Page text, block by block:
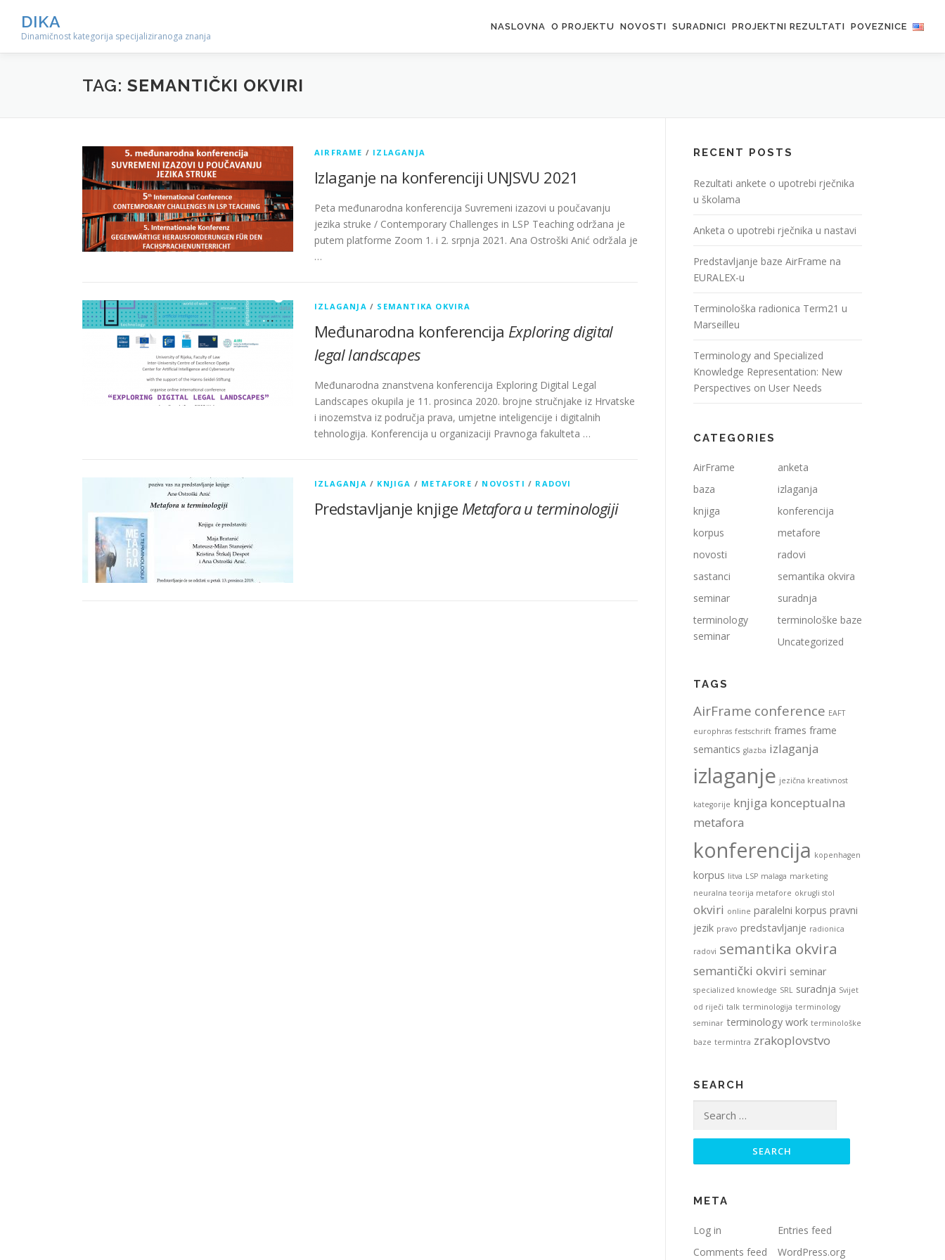
sadržaj
DIKA
Dinamičnost kategorija specijaliziranoga znanja
NASLOVNA O PROJEKTU NOVOSTI SURADNICI PROJEKTNI REZULTATI POVEZNICE
TAG: SEMANTIČKI OKVIRI
AIRFRAME / IZLAGANJA
Izlaganje na konferenciji UNJSVU 2021
Peta međunarodna konferencija Suvremeni izazovi u poučavanju
jezika struke / Contemporary Challenges in LSP Teaching održana je
putem platforme Zoom 1. i 2. srpnja 2021. Ana Ostroški Anić održala je
…
IZLAGANJA / SEMANTIKA OKVIRA
Međunarodna konferencija Exploring digital
legal landscapes
Međunarodna znanstvena konferencija Exploring Digital Legal
Landscapes okupila je 11. prosinca 2020. brojne stručnjake iz Hrvatske
i inozemstva iz područja prava, umjetne inteligencije i digitalnih
tehnologija. Konferencija u organizaciji Pravnoga fakulteta …
IZLAGANJA / KNJIGA / METAFORE / NOVOSTI / RADOVI
Predstavljanje knjige Metafora u terminologiji
RECENT POSTS
Rezultati ankete o upotrebi rječnika
u školama
Anketa o upotrebi rječnika u nastavi
Predstavljanje baze AirFrame na
EURALEX-u
Terminološka radionica Term21 u
Marseilleu
Terminology and Specialized
Knowledge Representation: New
Perspectives on User Needs
CATEGORIES
AirFrame
anketa
baza
izlaganja
knjiga
konferencija
korpus
metafore
novosti
radovi
sastanci
semantika okvira
seminar
suradnja
terminology
seminar
terminološke baze
Uncategorized
TAGS
AirFrame conference EAFT
europhras festschrift frames frame
semantics glazba izlaganja
izlaganje jezična kreativnost
kategorije knjiga konceptualna
metafora
konferencija kopenhagen
korpus litva LSP malaga marketing
neuralna teorija metafore okrugli stol
okviri online paralelni korpus pravni
jezik pravo predstavljanje radionica
radovi semantika okvira
semantički okviri seminar
specialized knowledge SRL suradnja Svijet
od riječi talk terminologija terminology
seminar terminology work terminološke
baze termintra zrakoplovstvo
SEARCH
for:
META
Log in
Entries feed
Comments feed
WordPress.org